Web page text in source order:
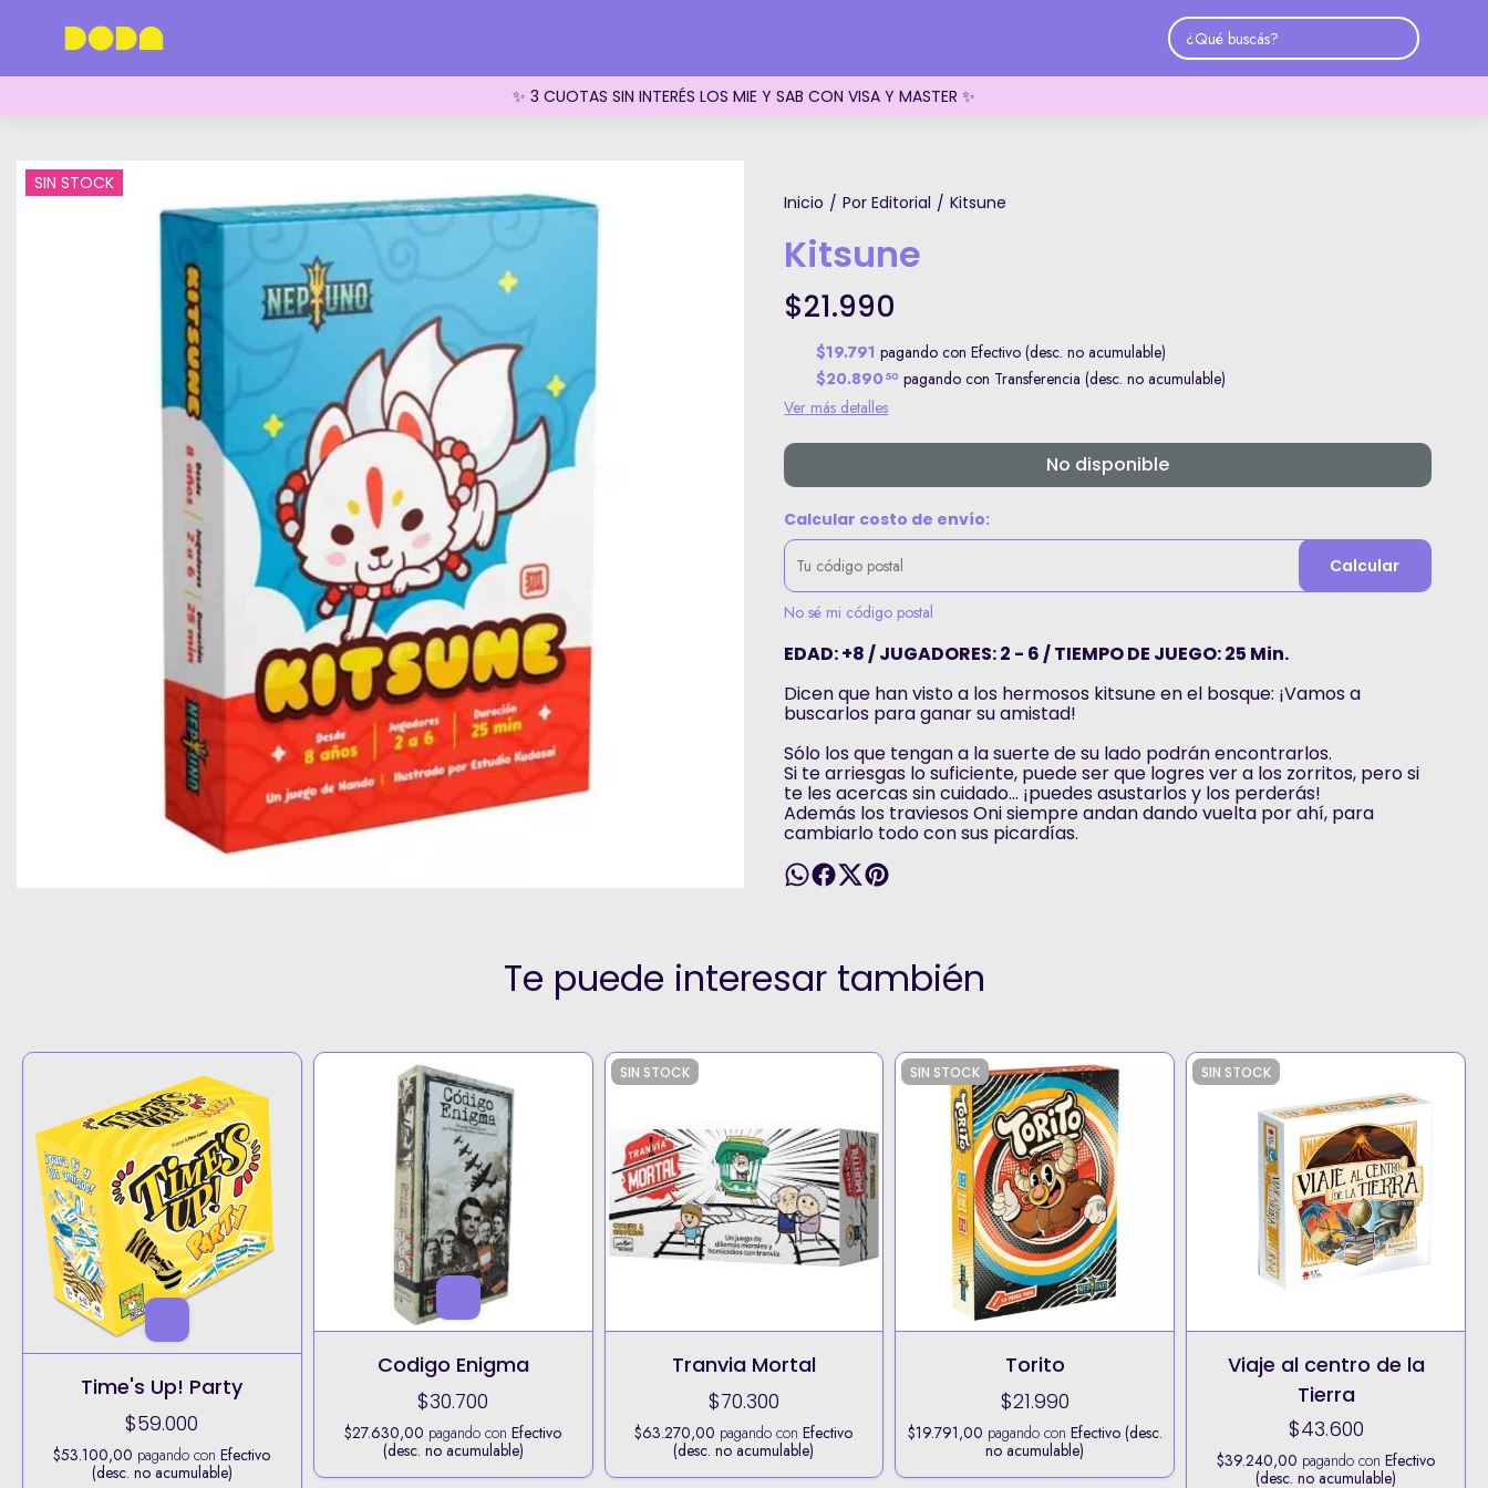
✨ 3 CUOTAS SIN INTERÉS LOS MIE Y SAB CON VISA Y MASTER ✨
SIN STOCK
Inicio / Por Editorial / Kitsune
Kitsune
$21.990
$19.791 pagando con Efectivo (desc. no acumulable)
$20.890 50 pagando con Transferencia (desc. no acumulable)
Ver más detalles
No disponible
Calcular costo de envío:
Calcular
No sé mi código postal
EDAD: +8 / JUGADORES: 2 - 6 / TIEMPO DE JUEGO: 25 Min.
Dicen que han visto a los hermosos kitsune en el bosque: ¡Vamos a
buscarlos para ganar su amistad!
Sólo los que tengan a la suerte de su lado podrán encontrarlos.
Si te arriesgas lo suficiente, puede ser que logres ver a los zorritos, pero si
te les acercas sin cuidado... ¡puedes asustarlos y los perderás!
Además los traviesos Oni siempre andan dando vuelta por ahí, para
cambiarlo todo con sus picardías.
Te puede interesar también
Time's Up! Party
$59.000
$53.100,00 pagando conEfectivo
(desc. no acumulable)
Codigo Enigma
$30.700
$27.630,00 pagando conEfectivo
(desc. no acumulable)
SIN STOCK
Tranvia Mortal
$70.300
$63.270,00 pagando conEfectivo
(desc. no acumulable)
SIN STOCK
Torito
$21.990
$19.791,00 pagando con Efectivo (desc.
no acumulable)
SIN STOCK
Viaje al centro de la
Tierra
$43.600
$39.240,00 pagando conEfectivo
(desc. no acumulable)